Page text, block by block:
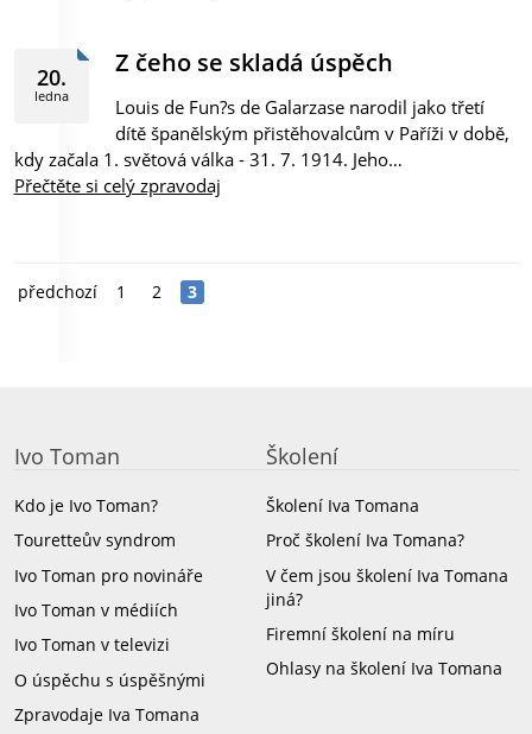
20.
ledna
Z čeho se skladá úspěch
Louis de Fun?s de Galarzase narodil jako třetí
dítě španělským přistěhovalcům v Paříži v době,
kdy začala 1. světová válka - 31. 7. 1914. Jeho…
Přečtěte si celý zpravodaj
předchozí 1 2 3
Ivo Toman
Kdo je Ivo Toman?
Touretteův syndrom
Ivo Toman pro novináře
Ivo Toman v médiích
Ivo Toman v televizi
O úspěchu s úspěšnými
Zpravodaje Iva Tomana
Školení
Školení Iva Tomana
Proč školení Iva Tomana?
V čem jsou školení Iva Tomana
jiná?
Firemní školení na míru
Ohlasy na školení Iva Tomana